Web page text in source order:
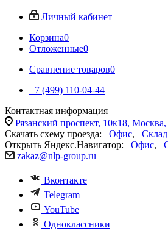
Личный кабинет
Корзина0
Отложенные0
Сравнение товаров0
+7 (499) 110-04-44
Контактная информация
Рязанский проспект, 10к18,
Скачать схему проезда: Офис, Склад
Открыть Яндекс.Навигатор: Офис,
zakaz@nlp-group.ru
Вконтакте
Telegram
YouTube
Одноклассники